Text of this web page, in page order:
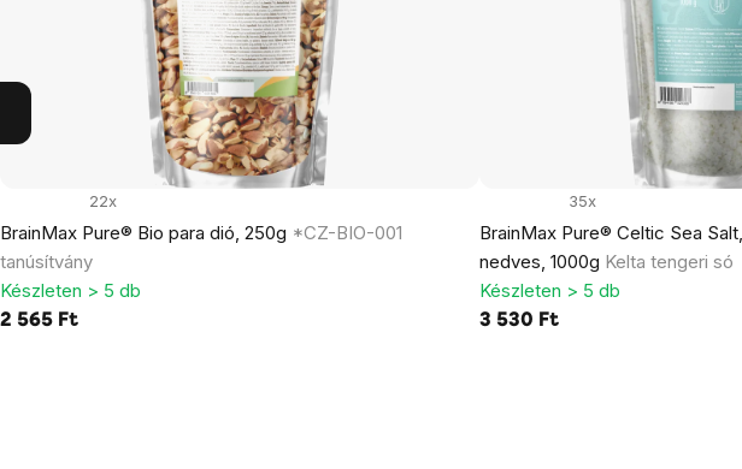
BrainMax Pure® Bio para dió, 250g *CZ-BIO-001
tanúsítvány
22x
Készleten > 5 db
2 565 Ft
BrainMax Pure® Celtic Sea
nedves, 1000g Kelta tengeri só
35x
Készleten > 5 db
3 530 Ft